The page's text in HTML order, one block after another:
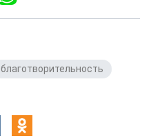
благотворительность